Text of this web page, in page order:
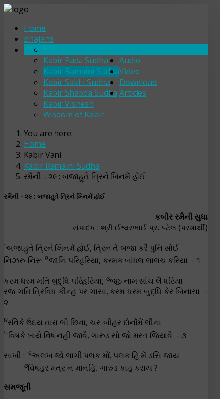
Home
Bhajans
Kabir Pada Sudha
Kabir Ramaini Sudha
Kabir Sakhi Sudha
Kabir Shabda Sudha
Kabir Vishesh
Wisdom of Kabir
Audio
Video
Download
Articles
You are here:
Home
Kabir Vani
Kabir Ramaini Sudha
રમૈની - ૨૯ : બજાહુતે ત્રિને ખિનમેં હોઈ
રમૈની - ૨૯ : બજાહુતે ત્રિને ખિનમેં હોઈ
કબીર રમૈની સુધા
સંપાદક : શ્રી ઈશ્વરભાઈ પ્ર. પટેલ (પરમાર્થી)
૧બજાહુતે ત્રિને ખિનમેં હોઈ, ત્રિન તે બજા કરૈ પુનિ સોઈ
નિઝરુ-નિરૂ ૨જાનિ પરિહરિયા, કરમક બાંધલ લાલચ કરિયા - ૧
કરમ ધરમ મતિ બુદ્ધિ પરિહરિયા, ૩જૂઠ નામ સાંચ લૈ ધરિયા
રજ ગતિ ત્રિવિધ કીન્હ પર ગાસા, કરમ ધરમ બુદ્ધિ કેર બિનાસા -
૨
૪રવિકે ઉદય તારા ભૌ છિના, ચર-બીહર દોનૌમેં લીના
૫વિષકે ખાયે વિષ નહીં જાવૈ, ગારુડ સો જો મરત જિયાવૈ - ૩
સાખી : ૬અલખ જો લાગી પલક મોં, પલક હિ મેં ડસિ જાય
૭વિષહર મંત્ર ન માનહિ, ગારુડ કાહ કરાય ?
સમજૂતી